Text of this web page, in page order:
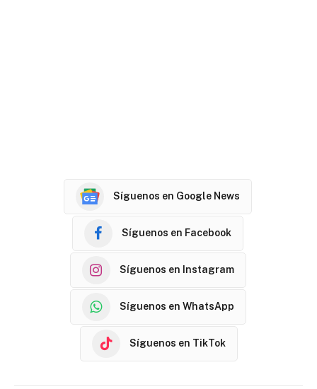
Síguenos en Google News
Síguenos en Facebook
Síguenos en Instagram
Síguenos en WhatsApp
Síguenos en TikTok